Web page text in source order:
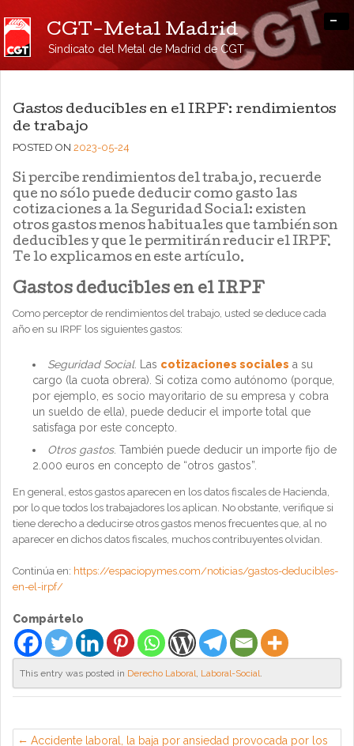
CGT-Metal Madrid
Sindicato del Metal de Madrid de CGT
-
Gastos deducibles en el IRPF: rendimientos
de trabajo
POSTED ON 2023-05-24
Si percibe rendimientos del trabajo, recuerde
que no sólo puede deducir como gasto las
cotizaciones a la Seguridad Social: existen
otros gastos menos habituales que también son
deducibles y que le permitirán reducir el IRPF.
Te lo explicamos en este artículo.
Gastos deducibles en el IRPF
Como perceptor de rendimientos del trabajo, usted se deduce cada
año en su IRPF los siguientes gastos:
Seguridad Social. Las cotizaciones sociales a su
cargo (la cuota obrera). Si cotiza como autónomo (porque,
por ejemplo, es socio mayoritario de su empresa y cobra
un sueldo de ella), puede deducir el importe total que
satisfaga por este concepto.
Otros gastos. También puede deducir un importe fijo de
2.000 euros en concepto de “otros gastos”.
En general, estos gastos aparecen en los datos fiscales de Hacienda,
por lo que todos los trabajadores los aplican. No obstante, verifique si
tiene derecho a deducirse otros gastos menos frecuentes que, al no
aparecer en dichos datos fiscales, muchos contribuyentes olvidan.
Continúa en: https://espaciopymes.com/noticias/gastos-deducibles-
en-el-irpf/
Compártelo
This entry was posted in Derecho Laboral, Laboral-Social.
Accidente laboral, la baja por ansiedad provocada por los